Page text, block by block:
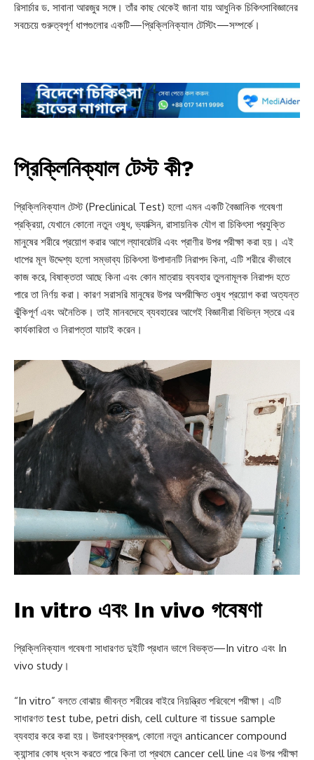
রিসার্চার ড. সাবানা আরজুর সঙ্গে। তাঁর কাছ থেকেই জানা যায় আধুনিক চিকিৎসাবিজ্ঞানের
সবচেয়ে গুরুত্বপূর্ণ ধাপগুলোর একটি—প্রিক্লিনিক্যাল টেস্টিং—সম্পর্কে।
প্রিক্লিনিক্যাল টেস্ট কী?
প্রিক্লিনিক্যাল টেস্ট (Preclinical Test) হলো এমন একটি বৈজ্ঞানিক গবেষণা
প্রক্রিয়া, যেখানে কোনো নতুন ওষুধ, ভ্যাক্সিন, রাসায়নিক যৌগ বা চিকিৎসা প্রযুক্তি
মানুষের শরীরে প্রয়োগ করার আগে ল্যাবরেটরি এবং প্রাণীর উপর পরীক্ষা করা হয়। এই
ধাপের মূল উদ্দেশ্য হলো সম্ভাব্য চিকিৎসা উপাদানটি নিরাপদ কিনা, এটি শরীরে কীভাবে
কাজ করে, বিষাক্ততা আছে কিনা এবং কোন মাত্রায় ব্যবহার তুলনামূলক নিরাপদ হতে
পারে তা নির্ণয় করা। কারণ সরাসরি মানুষের উপর অপরীক্ষিত ওষুধ প্রয়োগ করা অত্যন্ত
ঝুঁকিপূর্ণ এবং অনৈতিক। তাই মানবদেহে ব্যবহারের আগেই বিজ্ঞানীরা বিভিন্ন স্তরে এর
কার্যকারিতা ও নিরাপত্তা যাচাই করেন।
In vitro এবং In vivo গবেষণা
প্রিক্লিনিক্যাল গবেষণা সাধারণত দুইটি প্রধান ভাগে বিভক্ত—In vitro এবং In
vivo study।
“In vitro” বলতে বোঝায় জীবন্ত শরীরের বাইরে নিয়ন্ত্রিত পরিবেশে পরীক্ষা। এটি
সাধারণত test tube, petri dish, cell culture বা tissue sample
ব্যবহার করে করা হয়। উদাহরণস্বরূপ, কোনো নতুন anticancer compound
ক্যান্সার কোষ ধ্বংস করতে পারে কিনা তা প্রথমে cancer cell line এর উপর পরীক্ষা